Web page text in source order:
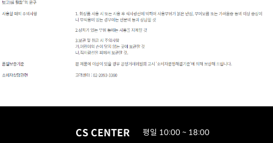
CS CENTER 평일 10:00 ~ 18:00